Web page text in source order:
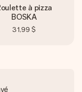
à pizza
BOSKA
31,99 $